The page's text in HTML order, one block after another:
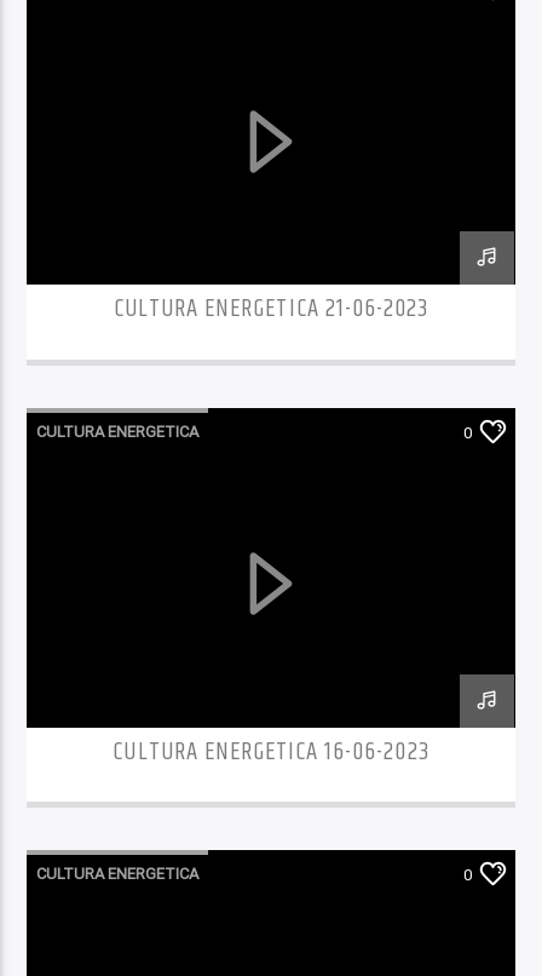
CULTURA ENERGETICA 21-06-2023
CULTURA ENERGETICA 0
CULTURA ENERGETICA 16-06-2023
CULTURA ENERGETICA 0